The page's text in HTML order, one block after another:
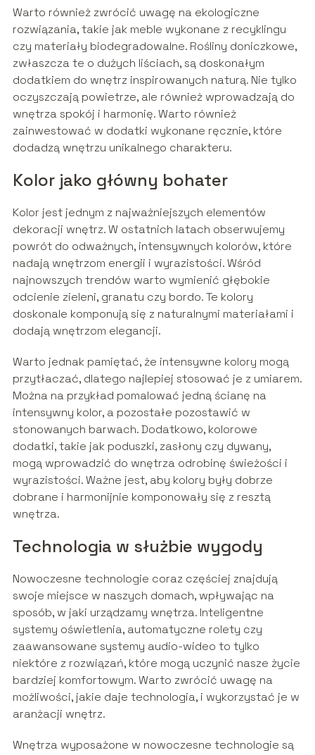
Warto również zwrócić uwagę na ekologiczne
rozwiązania, takie jak meble wykonane z recyklingu
czy materiały biodegradowalne. Rośliny doniczkowe,
zwłaszcza te o dużych liściach, są doskonałym
dodatkiem do wnętrz inspirowanych naturą. Nie tylko
oczyszczają powietrze, ale również wprowadzają do
wnętrza spokój i harmonię. Warto również
zainwestować w dodatki wykonane ręcznie, które
dodadzą wnętrzu unikalnego charakteru.
Kolor jako główny bohater
Kolor jest jednym z najważniejszych elementów
dekoracji wnętrz. W ostatnich latach obserwujemy
powrót do odważnych, intensywnych kolorów, które
nadają wnętrzom energii i wyrazistości. Wśród
najnowszych trendów warto wymienić głębokie
odcienie zieleni, granatu czy bordo. Te kolory
doskonale komponują się z naturalnymi materiałami i
dodają wnętrzom elegancji.
Warto jednak pamiętać, że intensywne kolory mogą
przytłaczać, dlatego najlepiej stosować je z umiarem.
Można na przykład pomalować jedną ścianę na
intensywny kolor, a pozostałe pozostawić w
stonowanych barwach. Dodatkowo, kolorowe
dodatki, takie jak poduszki, zasłony czy dywany,
mogą wprowadzić do wnętrza odrobinę świeżości i
wyrazistości. Ważne jest, aby kolory były dobrze
dobrane i harmonijnie komponowały się z resztą
wnętrza.
Technologia w służbie wygody
Nowoczesne technologie coraz częściej znajdują
swoje miejsce w naszych domach, wpływając na
sposób, w jaki urządzamy wnętrza. Inteligentne
systemy oświetlenia, automatyczne rolety czy
zaawansowane systemy audio-wideo to tylko
niektóre z rozwiązań, które mogą uczynić nasze życie
bardziej komfortowym. Warto zwrócić uwagę na
możliwości, jakie daje technologia, i wykorzystać je w
aranżacji wnętrz.
Wnętrza wyposażone w nowoczesne technologie są